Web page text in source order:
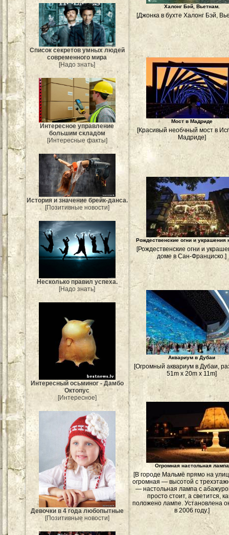
Список секретов умных людей
современного мира
[Надо знать]
Интересное управление
большим складом
[Интересные факты]
История и значение брейк-данса.
[Позитивные новости]
Несколько правил успеха.
[Надо знать]
Интересный осьминог - Дамбо
Октопус
[Интересное]
Девочки в 4 года любопытные
[Позитивные новости]
Халонг Бэй, Вьетнам.
[Джонка в бухте Халонг Бэй,
Мост в Мадриде
[Красивый необчный мост в
Мадриде]
Рождественские огни и украшения
[Рождественские огни и
доме в Сан-Франциско.]
Аквариум в Дубаи
[Огромный аквариум в Дубаи,
51m x 20m x 11m]
Огромная настольная лампа
[В городе Мальмё прямо на
огромная — высотой с
— настольная лампа с
просто стоит, а светится,
положено лампе. Установлена
в 2006 году.]